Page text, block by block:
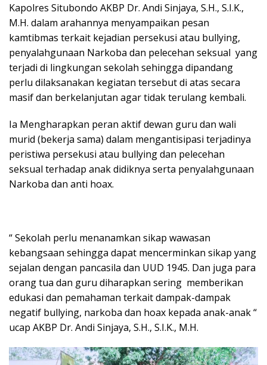
Kapolres Situbondo AKBP Dr. Andi Sinjaya, S.H., S.I.K.,
M.H. dalam arahannya menyampaikan pesan
kamtibmas terkait kejadian persekusi atau bullying,
penyalahgunaan Narkoba dan pelecehan seksual yang
terjadi di lingkungan sekolah sehingga dipandang
perlu dilaksanakan kegiatan tersebut di atas secara
masif dan berkelanjutan agar tidak terulang kembali.
Ia Mengharapkan peran aktif dewan guru dan wali
murid (bekerja sama) dalam mengantisipasi terjadinya
peristiwa persekusi atau bullying dan pelecehan
seksual terhadap anak didiknya serta penyalahgunaan
Narkoba dan anti hoax.
“ Sekolah perlu menanamkan sikap wawasan
kebangsaan sehingga dapat mencerminkan sikap yang
sejalan dengan pancasila dan UUD 1945. Dan juga para
orang tua dan guru diharapkan sering memberikan
edukasi dan pemahaman terkait dampak-dampak
negatif bullying, narkoba dan hoax kepada anak-anak “
ucap AKBP Dr. Andi Sinjaya, S.H., S.I.K., M.H.